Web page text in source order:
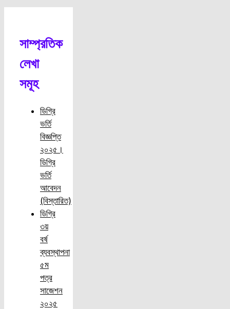
সাম্প্রতিক
লেখা
সমূহ
ডিগ্রি
ভর্তি
বিজ্ঞপ্তি
২০২৫।
ডিগ্রি
ভর্তি
আবেদন
(বিস্তারিত)
ডিগ্রি
৩য়
বর্ষ
ব্যবস্থাপনা
৫ম
পত্র
সাজেশন
২০২৫